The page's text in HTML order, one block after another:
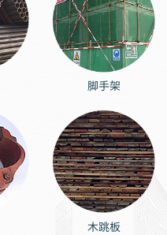
木跳板
脚手架